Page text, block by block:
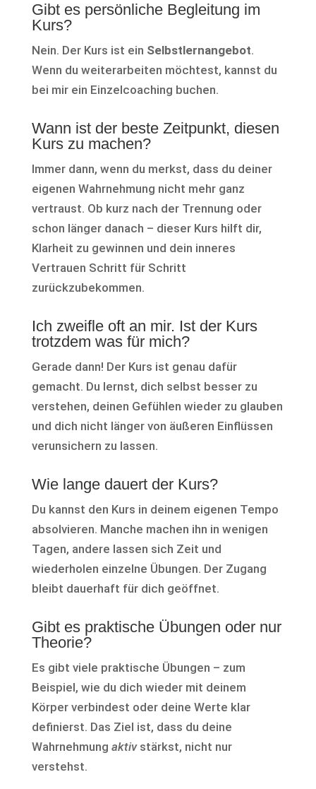
Gibt es persönliche Begleitung im
Kurs?
Nein. Der Kurs ist ein Selbstlernangebot.
Wenn du weiterarbeiten möchtest, kannst du
bei mir ein Einzelcoaching buchen.
Wann ist der beste Zeitpunkt, diesen
Kurs zu machen?
Immer dann, wenn du merkst, dass du deiner
eigenen Wahrnehmung nicht mehr ganz
vertraust. Ob kurz nach der Trennung oder
schon länger danach – dieser Kurs hilft dir,
Klarheit zu gewinnen und dein inneres
Vertrauen Schritt für Schritt
zurückzubekommen.
Ich zweifle oft an mir. Ist der Kurs
trotzdem was für mich?
Gerade dann! Der Kurs ist genau dafür
gemacht. Du lernst, dich selbst besser zu
verstehen, deinen Gefühlen wieder zu glauben
und dich nicht länger von äußeren Einflüssen
verunsichern zu lassen.
Wie lange dauert der Kurs?
Du kannst den Kurs in deinem eigenen Tempo
absolvieren. Manche machen ihn in wenigen
Tagen, andere lassen sich Zeit und
wiederholen einzelne Übungen. Der Zugang
bleibt dauerhaft für dich geöffnet.
Gibt es praktische Übungen oder nur
Theorie?
Es gibt viele praktische Übungen – zum
Beispiel, wie du dich wieder mit deinem
Körper verbindest oder deine Werte klar
definierst. Das Ziel ist, dass du deine
Wahrnehmung aktivstärkst, nicht nur
verstehst.